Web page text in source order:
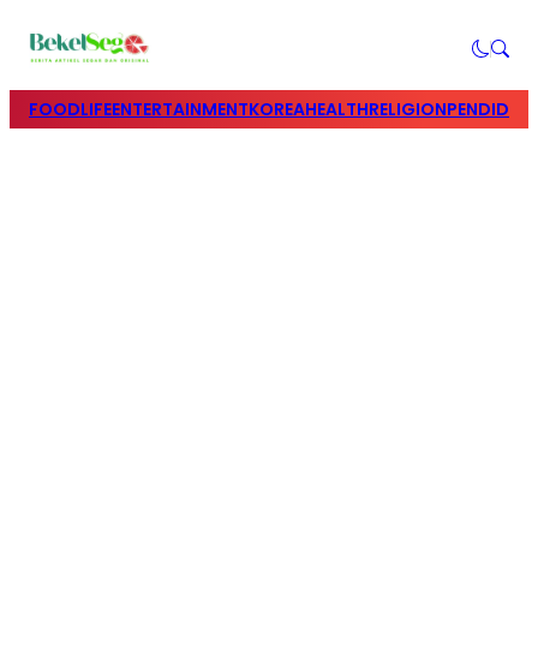
FOODLIFEENTERTAINMENTKOREAHEALTHRELIGION